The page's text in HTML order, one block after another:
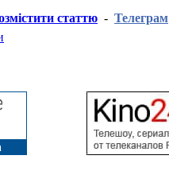
статтю - Телеграм